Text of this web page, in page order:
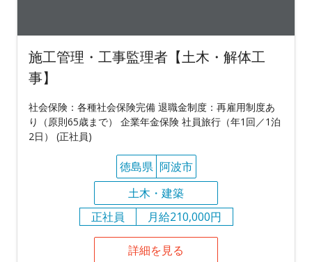
施工管理・工事監理者【土木・解体工
事】
社会保険：各種社会保険完備 退職金制度：再雇用制度あ
り（原則65歳まで） 企業年金保険 社員旅行（年1回／1泊
2日） (正社員)
徳島県 阿波市
土木・建築
正社員
月給210,000円
詳細を見る